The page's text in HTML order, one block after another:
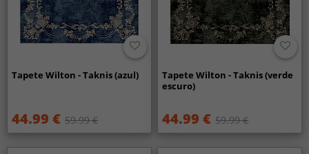
Tapete Wilton - Taknis (azul)
44.99 € 59.99 €
Tapete Wilton - Taknis (verde
escuro)
44.99 € 59.99 €